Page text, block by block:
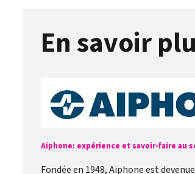
En savoir
Aiphone: expérience et savoir-faire au
Fondée en 1948, Aiphone est